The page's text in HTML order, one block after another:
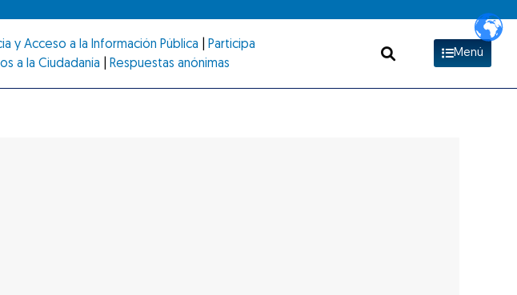
y Acceso a la Información Pública
Participa
a la Ciudadanía
Respuestas anónimas
Menú